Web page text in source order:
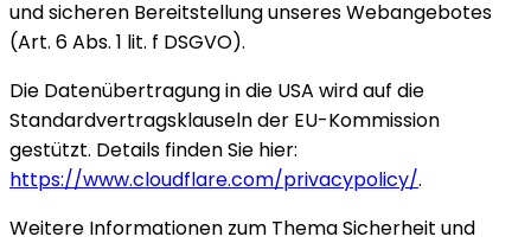
und sicheren Bereitstellung unseres Webangebotes
(Art. 6 Abs. 1 lit. f DSGVO).
Die Datenübertragung in die USA wird auf die
Standardvertragsklauseln der EU-Kommission
gestützt. Details finden Sie hier:
https://www.cloudflare.com/privacypolicy/.
Weitere Informationen zum Thema Sicherheit und